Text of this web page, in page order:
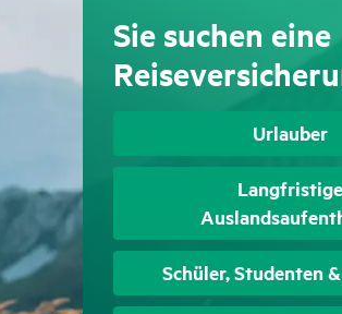
Sie suchen eine
Urlauber
Langfristige
Schüler, Studenten